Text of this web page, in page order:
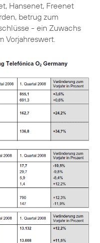
Hansenet, Freenet
betrug zum
- ein Zuwachs
Vorjahreswert.